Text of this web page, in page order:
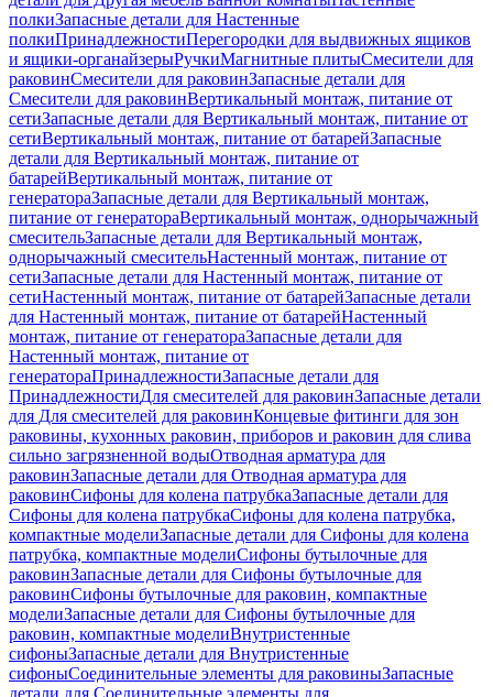
полкиЗапасные детали для Настенные
полкиПринадлежностиПерегородки для выдвижных ящиков
и ящики-органайзерыРучкиМагнитные плитыСмесители для
раковинСмесители для раковинЗапасные детали для
Смесители для раковинВертикальный монтаж, питание от
сетиЗапасные детали для Вертикальный монтаж, питание от
сетиВертикальный монтаж, питание от батарейЗапасные
детали для Вертикальный монтаж, питание от
батарейВертикальный монтаж, питание от
генератораЗапасные детали для Вертикальный монтаж,
питание от генератораВертикальный монтаж, однорычажный
смесительЗапасные детали для Вертикальный монтаж,
однорычажный смесительНастенный монтаж, питание от
сетиЗапасные детали для Настенный монтаж, питание от
сетиНастенный монтаж, питание от батарейЗапасные детали
для Настенный монтаж, питание от батарейНастенный
монтаж, питание от генератораЗапасные детали для
Настенный монтаж, питание от
генератораПринадлежностиЗапасные детали для
ПринадлежностиДля смесителей для раковинЗапасные детали
для Для смесителей для раковинКонцевые фитинги для зон
раковины, кухонных раковин, приборов и раковин для слива
сильно загрязненной водыОтводная арматура для
раковинЗапасные детали для Отводная арматура для
раковинСифоны для колена патрубкаЗапасные детали для
Сифоны для колена патрубкаСифоны для колена патрубка,
компактные моделиЗапасные детали для Сифоны для колена
патрубка, компактные моделиСифоны бутылочные для
раковинЗапасные детали для Сифоны бутылочные для
раковинСифоны бутылочные для раковин, компактные
моделиЗапасные детали для Сифоны бутылочные для
раковин, компактные моделиВнутристенные
сифоныЗапасные детали для Внутристенные
сифоныСоединительные элементы для раковиныЗапасные
детали для Соединительные элементы для